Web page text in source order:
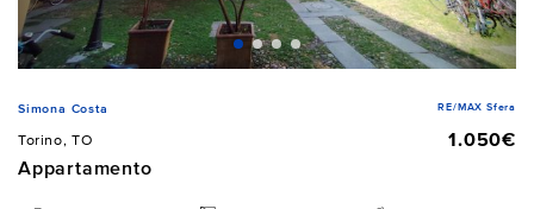
Simona Costa RE/MAX Sfera
Torino, TO
1.050€
Appartamento